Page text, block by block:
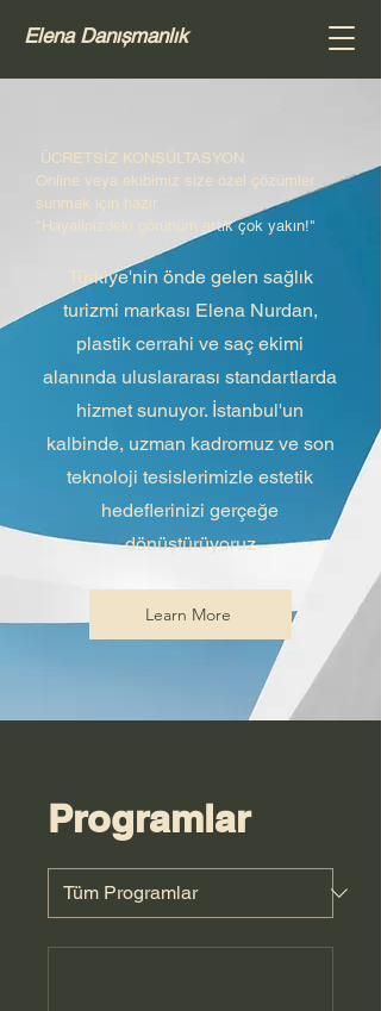
Elena Danıșmanlık
ÜCRETSİZ KONSÜLTASYON
Online veya ekibimiz size özel çözümler
sunmak için hazır.
"Hayalinizdeki görünüm artık çok yakın!"
Türkiye'nin önde gelen sağlık
turizmi markası Elena Nurdan,
plastik cerrahi ve saç ekimi
alanında uluslararası standartlarda
hizmet sunuyor. İstanbul'un
kalbinde, uzman kadromuz ve son
teknoloji tesislerimizle estetik
hedeflerinizi gerçeğe
dönüştürüyoruz
Learn More
Programlar